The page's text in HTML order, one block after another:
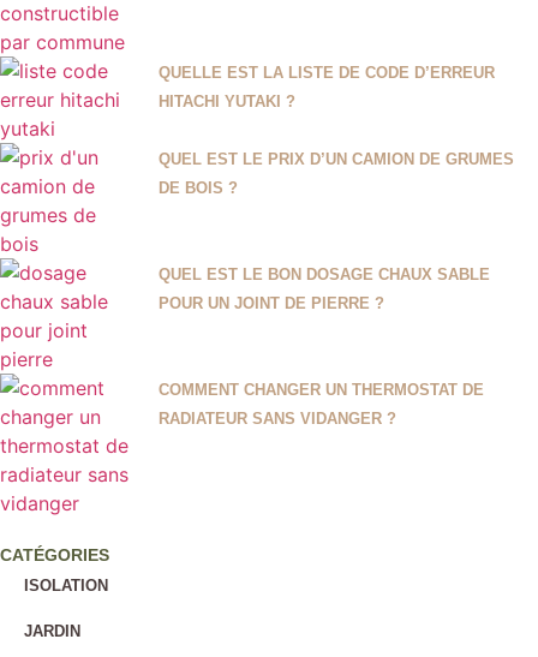
QUELLE EST LA LISTE DE CODE D’ERREUR
HITACHI YUTAKI ?
QUEL EST LE PRIX D’UN CAMION DE GRUMES
DE BOIS ?
QUEL EST LE BON DOSAGE CHAUX SABLE
POUR UN JOINT DE PIERRE ?
COMMENT CHANGER UN THERMOSTAT DE
RADIATEUR SANS VIDANGER ?
CATÉGORIES
ISOLATION
JARDIN